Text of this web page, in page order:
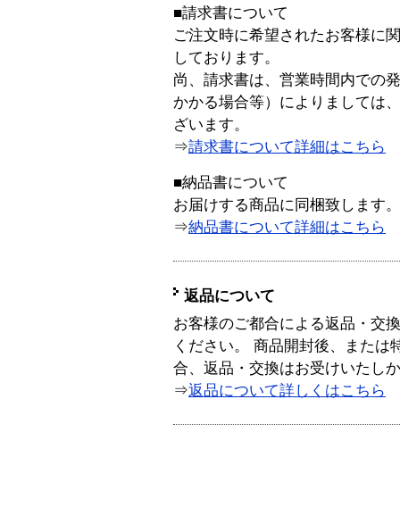
■請求書について
ご注文時に希望されたお客様に
しております。
尚、請求書は、営業時間内での
かかる場合等）によりましては
ざいます。
⇒請求書について詳細はこちら
■納品書について
お届けする商品に同梱致します。
⇒納品書について詳細はこちら
返品について
お客様のご都合による返品・交
ください。 商品開封後、または
合、返品・交換はお受けいたし
⇒返品について詳しくはこちら